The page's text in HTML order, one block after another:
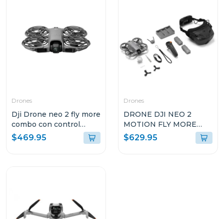
Drones
Dji Drone neo 2 fly more
combo con control
remoto rc-n3 en225
$469.95
Drones
DRONE DJI NEO 2
MOTION FLY MORE
COMBO
$629.95